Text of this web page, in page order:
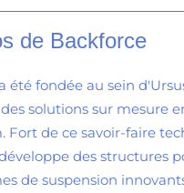
de Backforce
été fondée au sein
solutions sur mesure
Fort de ce savoir-faire
des structures
de suspension